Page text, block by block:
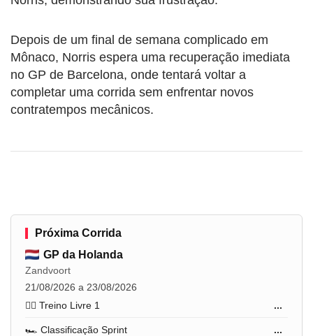
Depois de um final de semana complicado em
Mônaco, Norris espera uma recuperação imediata
no GP de Barcelona, onde tentará voltar a
completar uma corrida sem enfrentar novos
contratempos mecânicos.
Próxima Corrida
GP da Holanda
Zandvoort
21/08/2026 a 23/08/2026
🏋️‍♂️ Treino Livre 1
...
🏎️ Classificação Sprint ...